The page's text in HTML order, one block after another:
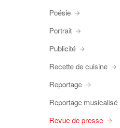
Poésie
Portrait
Publicité
Recette de cuisine
Reportage
Reportage musicalisé
Revue de presse